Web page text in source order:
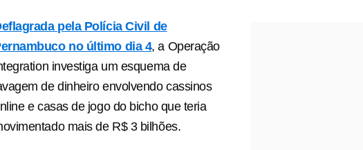
pela Polícia Civil de
no último dia 4, a Operação
investiga um esquema de
de dinheiro envolvendo cassinos
e casas de jogo do bicho que teria
mais de R$ 3 bilhões.